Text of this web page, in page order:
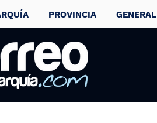
PROVINCIA GENERAL